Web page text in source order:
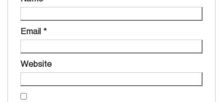
Email *
Website